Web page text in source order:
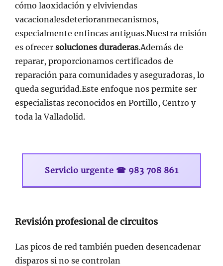
cómo laoxidación y elviviendas
vacacionalesdeterioranmecanismos,
especialmente enfincas antiguas.Nuestra misión
es ofrecer soluciones duraderas.Además de
reparar, proporcionamos certificados de
reparación para comunidades y aseguradoras, lo
queda seguridad.Este enfoque nos permite ser
especialistas reconocidos en Portillo, Centro y
toda la Valladolid.
Servicio urgente ☎ 983 708 861
Revisiónprofesional de circuitos
Las picos de red también pueden desencadenar
disparos si no se controlan